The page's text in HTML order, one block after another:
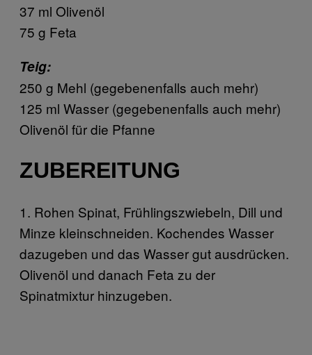
37 ml Olivenöl
75 g Feta
Teig:
250 g Mehl (gegebenenfalls auch mehr)
125 ml Wasser (gegebenenfalls auch mehr)
Olivenöl für die Pfanne
ZUBEREITUNG
1. Rohen Spinat, Frühlingszwiebeln, Dill und
Minze kleinschneiden. Kochendes Wasser
dazugeben und das Wasser gut ausdrücken.
Olivenöl und danach Feta zu der
Spinatmixtur hinzugeben.